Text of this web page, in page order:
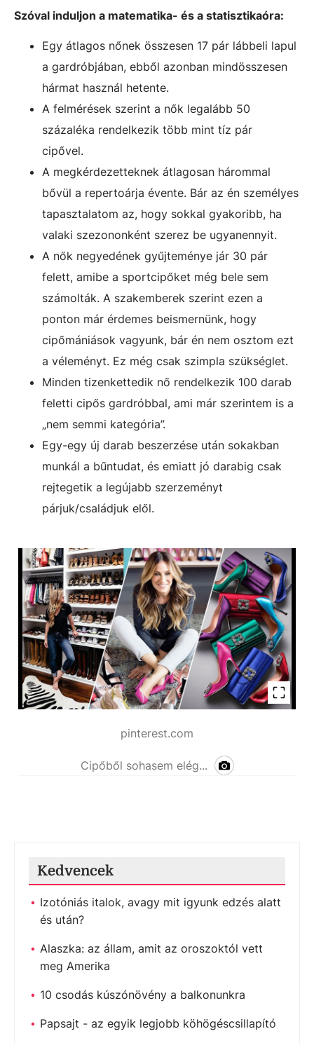
Szóval induljon a matematika- és a statisztikaóra:
Egy átlagos nőnek összesen 17 pár lábbeli lapul
a gardróbjában, ebből azonban mindösszesen
hármat használ hetente.
A felmérések szerint a nők legalább 50
százaléka rendelkezik több mint tíz pár
cipővel.
A megkérdezetteknek átlagosan hárommal
bővül a repertoárja évente. Bár az én személyes
tapasztalatom az, hogy sokkal gyakoribb, ha
valaki szezononként szerez be ugyanennyit.
A nők negyedének gyűjteménye jár 30 pár
felett, amibe a sportcipőket még bele sem
számolták. A szakemberek szerint ezen a
ponton már érdemes beismernünk, hogy
cipőmániások vagyunk, bár én nem osztom ezt
a véleményt. Ez még csak szimpla szükséglet.
Minden tizenkettedik nő rendelkezik 100 darab
feletti cipős gardróbbal, ami már szerintem is a
„nem semmi kategória”.
Egy-egy új darab beszerzése után sokakban
munkál a bűntudat, és emiatt jó darabig csak
rejtegetik a legújabb szerzeményt
párjuk/családjuk elől.
pinterest.com
Cipőből sohasem elég...
Kedvencek
Izotóniás italok, avagy mit igyunk edzés alatt
és után?
Alaszka: az állam, amit az oroszoktól vett
meg Amerika
10 csodás kúszónövény a balkonunkra
Papsajt - az egyik legjobb köhögéscsillapító